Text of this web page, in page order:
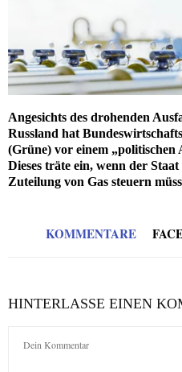
Angesichts des drohenden
Russland hat
(Grüne) vor einem
Dieses träte ein, wenn der
Zuteilung von Gas steuern
KOMMENTARE
HINTERLASSE EINEN